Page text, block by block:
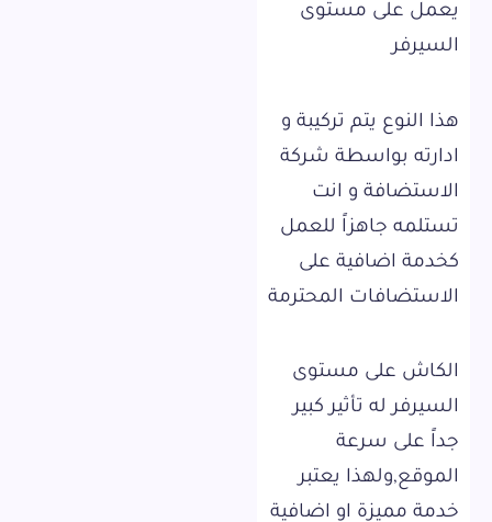
يعمل على مستوى
السيرفر
هذا النوع يتم تركيبة و
ادارته بواسطة شركة
الاستضافة و انت
تستلمه جاهزاً للعمل
كخدمة اضافية على
الاستضافات المحترمة
الكاش على مستوى
السيرفر له تأثير كبير
جداً على سرعة
الموقع,ولهذا يعتبر
خدمة مميزة او اضافية